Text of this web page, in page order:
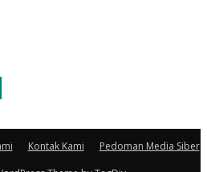
Kontak Kami
Pedoman Media Siber